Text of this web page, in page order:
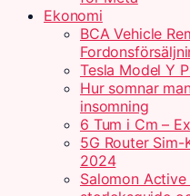
Ekonomi
BCA Vehicle
Tesla Model Y
Hur somnar
insomning
6 Tum i Cm –
5G Router Sim-
2024
Salomon Active